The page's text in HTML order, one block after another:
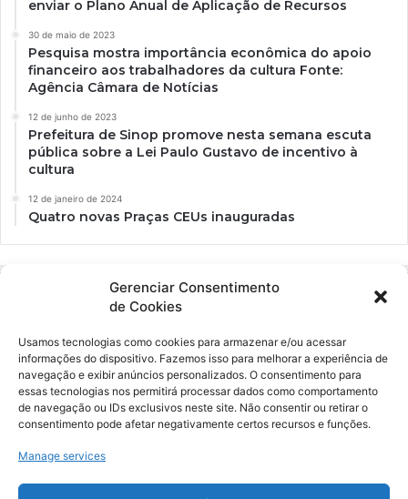
Gerenciar Consentimento
de Cookies
Usamos tecnologias como cookies para armazenar e/ou acessar
informações do dispositivo. Fazemos isso para melhorar a experiência de
navegação e exibir anúncios personalizados. O consentimento para
essas tecnologias nos permitirá processar dados como comportamento
de navegação ou IDs exclusivos neste site. Não consentir ou retirar o
consentimento pode afetar negativamente certos recursos e funções.
Manage services
enviar o Plano Anual de Aplicação de Recursos
30 de maio de 2023
Pesquisa mostra importância econômica do apoio
financeiro aos trabalhadores da cultura Fonte:
Agência Câmara de Notícias
12 de junho de 2023
Prefeitura de Sinop promove nesta semana escuta
pública sobre a Lei Paulo Gustavo de incentivo à
cultura
12 de janeiro de 2024
Quatro novas Praças CEUs inauguradas
Ockara é uma plataforma multicultural e criativa. Nossa proposta é
oferecer o máximo de ferramentas para realizadores e
gerenciadores de espaços criativos e culturais.